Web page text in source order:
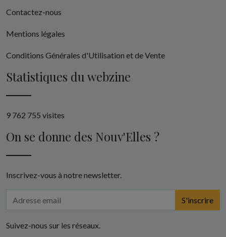
Contactez-nous
Mentions légales
Conditions Générales d'Utilisation et de Vente
Statistiques du webzine
9 762 755 visites
On se donne des Nouv'Elles ?
Inscrivez-vous à notre newsletter.
S'inscrire
Suivez-nous sur les réseaux.